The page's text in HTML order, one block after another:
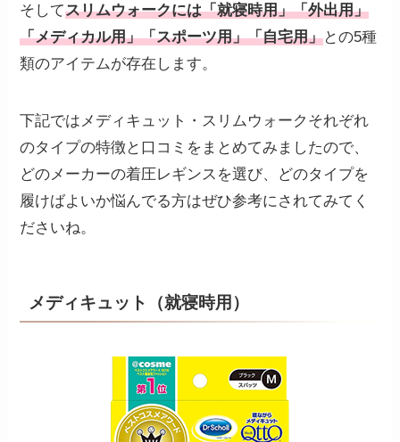
そしてスリムウォークには「就寝時用」「外出用」
「メディカル用」「スポーツ用」「自宅用」との5種
類のアイテムが存在します。
下記ではメディキュット・スリムウォークそれぞれ
のタイプの特徴と口コミをまとめてみましたので、
どのメーカーの着圧レギンスを選び、どのタイプを
履けばよいか悩んでる方はぜひ参考にされてみてく
ださいね。
メディキュット（就寝時用）